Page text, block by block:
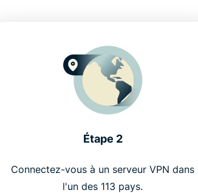
Étape 2
Connectez-vous à un serveur VPN dans
l'un des 113 pays.